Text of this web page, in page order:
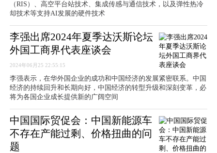
（RIS）、高空平台站技术、集成传感与通信技术，以及弹性热冷
却技术等支持AI发展的硬件技术
李强出席2024年夏季达沃斯论坛
外国工商界代表座谈会
2024年06月25 22:55:15
李强表示，在华外国企业的成功和中国经济的发展紧密联系。中国
经济的持续回升和长期向好，中国经济的转型升级和深刻变革，必
将为各国企业成长提供新的广阔空间
中国国际贸促会：中国新能源车
不存在产能过剩、价格扭曲的问
题